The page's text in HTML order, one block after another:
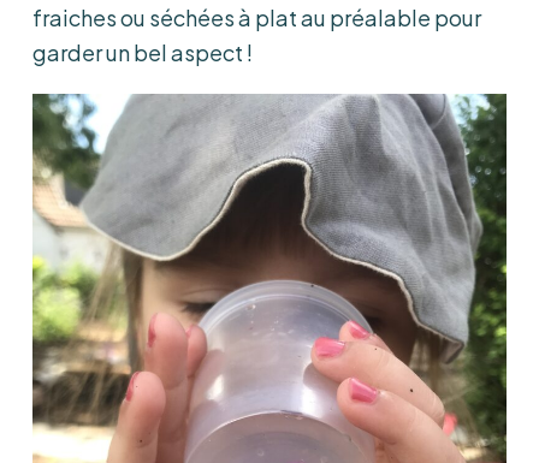
fraiches ou séchées à plat au préalable pour
garder un bel aspect !